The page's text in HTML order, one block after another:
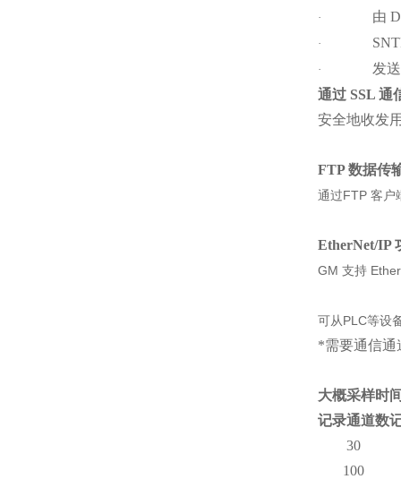
· 由
·
· 发
通过 SSL 通
安全地收发
FTP数据传
通过FTP 客户
EtherNet/IP
GM 支持
可从PLC等设
*需要通信通
大概采样时
记录通道数
30
100